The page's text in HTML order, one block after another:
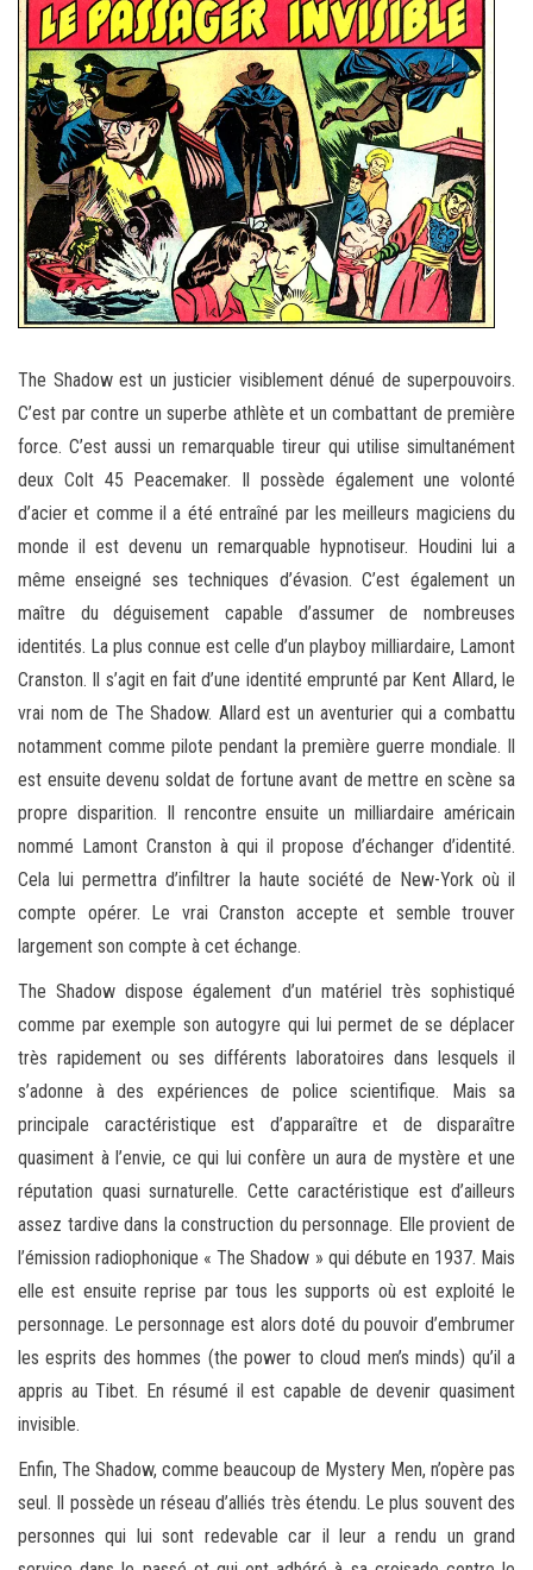
The Shadow est un justicier visiblement dénué de superpouvoirs.
C’est par contre un superbe athlète et un combattant de première
force. C’est aussi un remarquable tireur qui utilise simultanément
deux Colt 45 Peacemaker. Il possède également une volonté
d’acier et comme il a été entraîné par les meilleurs magiciens du
monde il est devenu un remarquable hypnotiseur. Houdini lui a
même enseigné ses techniques d’évasion. C’est également un
maître du déguisement capable d’assumer de nombreuses
identités. La plus connue est celle d’un playboy milliardaire, Lamont
Cranston. Il s’agit en fait d’une identité emprunté par Kent Allard, le
vrai nom de The Shadow. Allard est un aventurier qui a combattu
notamment comme pilote pendant la première guerre mondiale. Il
est ensuite devenu soldat de fortune avant de mettre en scène sa
propre disparition. Il rencontre ensuite un milliardaire américain
nommé Lamont Cranston à qui il propose d’échanger d’identité.
Cela lui permettra d’infiltrer la haute société de New-York où il
compte opérer. Le vrai Cranston accepte et semble trouver
largement son compte à cet échange.
The Shadow dispose également d’un matériel très sophistiqué
comme par exemple son autogyre qui lui permet de se déplacer
très rapidement ou ses différents laboratoires dans lesquels il
s’adonne à des expériences de police scientifique. Mais sa
principale caractéristique est d’apparaître et de disparaître
quasiment à l’envie, ce qui lui confère un aura de mystère et une
réputation quasi surnaturelle. Cette caractéristique est d’ailleurs
assez tardive dans la construction du personnage. Elle provient de
l’émission radiophonique « The Shadow » qui débute en 1937. Mais
elle est ensuite reprise par tous les supports où est exploité le
personnage. Le personnage est alors doté du pouvoir d’embrumer
les esprits des hommes (the power to cloud men’s minds) qu’il a
appris au Tibet. En résumé il est capable de devenir quasiment
invisible.
Enfin, The Shadow, comme beaucoup de Mystery Men, n’opère pas
seul. Il possède un réseau d’alliés très étendu. Le plus souvent des
personnes qui lui sont redevable car il leur a rendu un grand